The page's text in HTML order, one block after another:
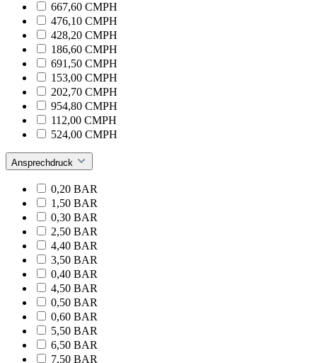
667,60 CMPH
476,10 CMPH
428,20 CMPH
186,60 CMPH
691,50 CMPH
153,00 CMPH
202,70 CMPH
954,80 CMPH
112,00 CMPH
524,00 CMPH
Ansprechdruck
0,20 BAR
1,50 BAR
0,30 BAR
2,50 BAR
4,40 BAR
3,50 BAR
0,40 BAR
4,50 BAR
0,50 BAR
0,60 BAR
5,50 BAR
6,50 BAR
7,50 BAR